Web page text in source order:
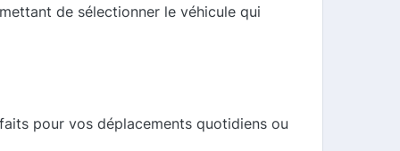
de sélectionner le véhicule qui
pour vos déplacements quotidiens ou